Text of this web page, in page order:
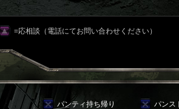
=応相談（電話にてお問い合わせください）
パンティ持ち帰り
パンス